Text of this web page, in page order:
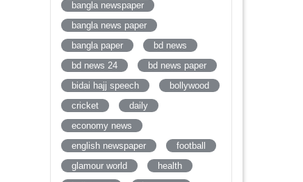
bangla newspaper
bangla news paper
bangla paper
bd news
bd news 24
bd news paper
bidai hajj speech
bollywood
cricket
daily
economy news
english newspaper
football
glamour world
health